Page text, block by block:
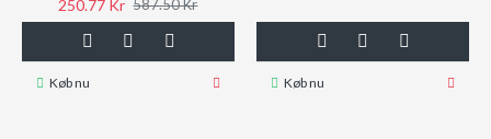
250.77 Kr 587.50 Kr
Køb nu Køb nu